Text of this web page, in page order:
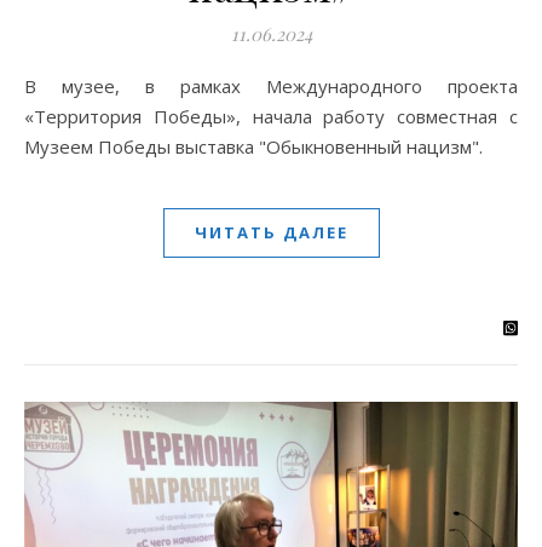
11.06.2024
В музее, в рамках Международного проекта
«Территория Победы», начала работу совместная с
Музеем Победы выставка "Обыкновенный нацизм".
ЧИТАТЬ ДАЛЕЕ